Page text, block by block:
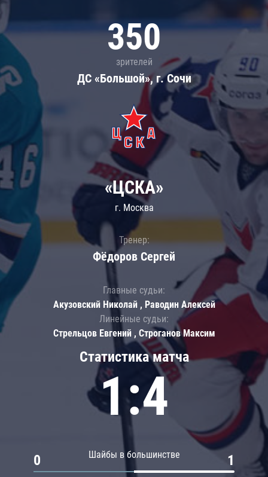
350
зрителей
ДС «Большой», г. Сочи
Статистика матча
1:4
Шайбы в большинстве
0 1
«ЦСКА»
г. Москва
Тренер:
Фёдоров Сергей
Главные судьи:
Акузовский Николай , Раводин Алексей
Линейные судьи:
Стрельцов Евгений , Строганов Максим